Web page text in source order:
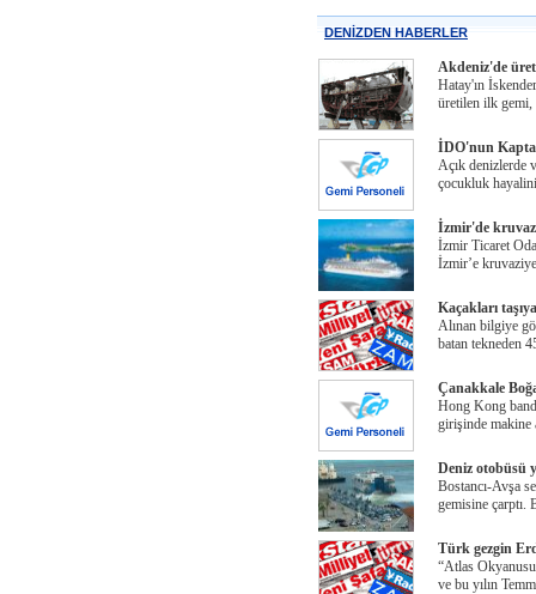
DENİZDEN HABERLER
Akdeniz'de
Hatay'ın
üretilen ilk
İDO'nun
Açık denizlerde
çocukluk
İzmir'de
İzmir Ticaret
İzmir’e
Kaçakları
Alınan bilgiye
batan tekneden
Çanakkale
Hong Kong
girişinde makine
Deniz otobüsü
Bostancı-Avşa
gemisine çarptı.
Türk gezgin
“Atlas
ve bu yılın